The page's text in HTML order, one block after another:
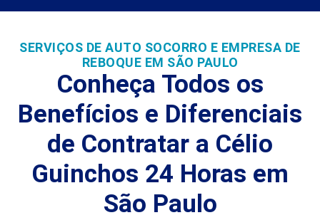
SERVIÇOS DE AUTO SOCORRO E EMPRESA DE
REBOQUE EM SÃO PAULO
Conheça Todos os
Benefícios e Diferenciais
de Contratar a Célio
Guinchos 24 Horas em
São Paulo